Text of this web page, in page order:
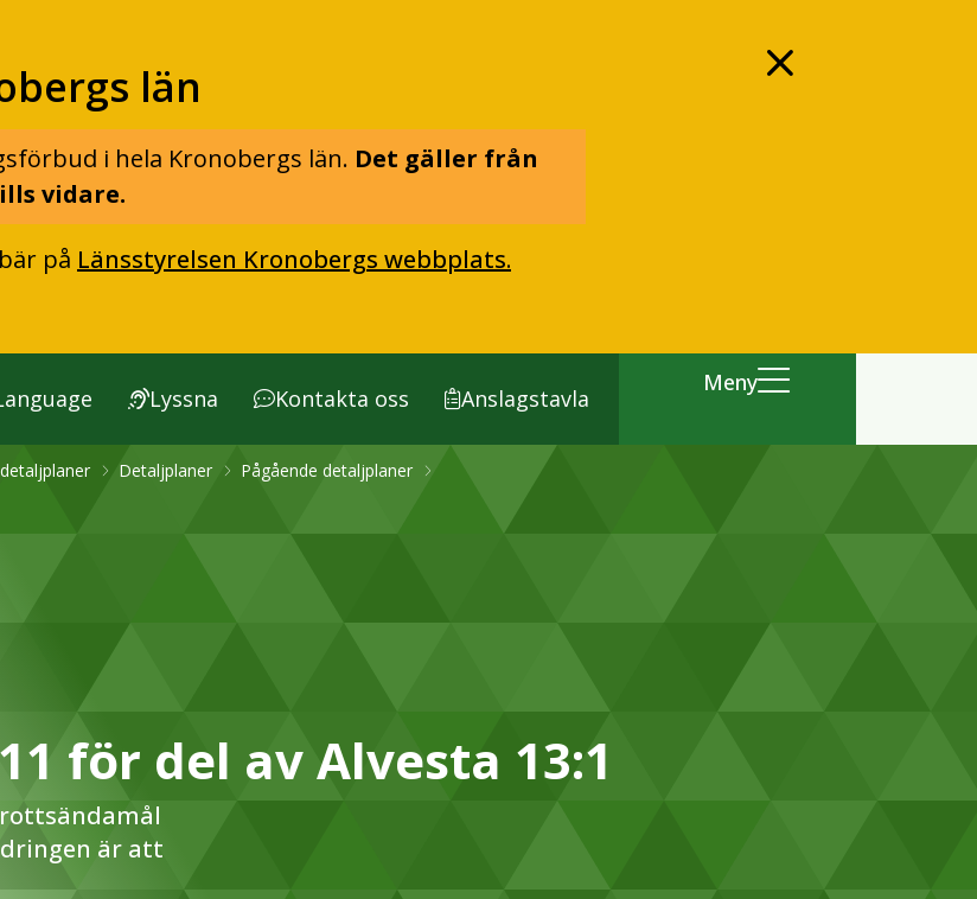
län
i hela Kronobergs län. Det gäller från
vidare.
på Länsstyrelsen Kronobergs webbplats.
Lyssna Kontakta oss Anslagstavla
Meny
Detaljplaner
Pågående detaljplaner
för del av Alvesta 13:1
är att